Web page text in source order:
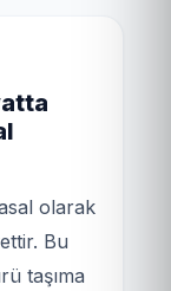
olarak
Bu
taşıma